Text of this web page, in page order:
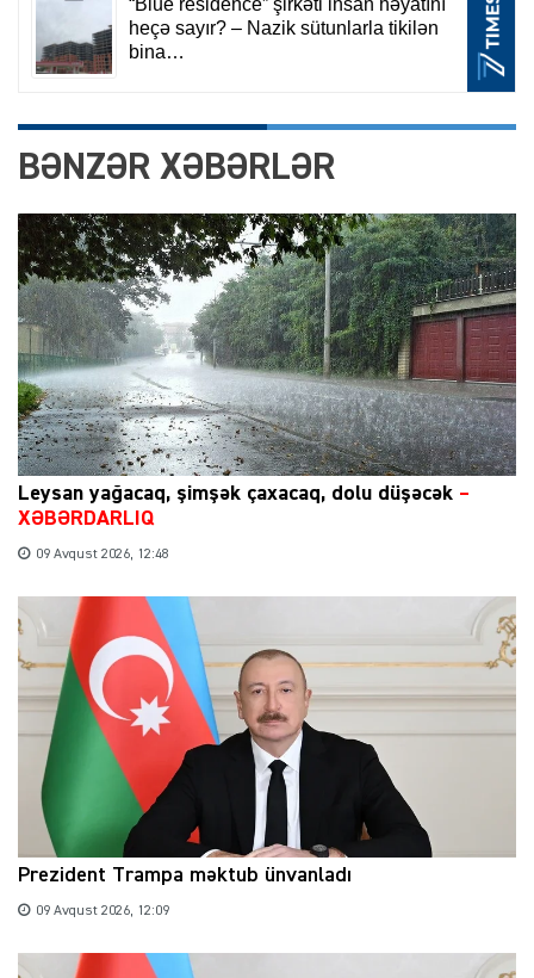
BƏNZƏR XƏBƏRLƏR
Leysan yağacaq, şimşək çaxacaq, dolu düşəcək –
XƏBƏRDARLIQ
09 Avqust 2026, 12:48
Prezident Trampa məktub ünvanladı
09 Avqust 2026, 12:09